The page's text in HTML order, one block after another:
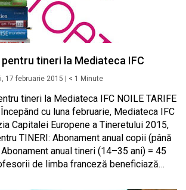
tineri la Mediateca IFC
17 februarie 2015 < 1 Minute
tineri la Mediateca IFC NOILE TARIFE
cu luna februarie, Mediateca IFC
Capitalei Europene a Tineretului 2015,
TINERI: Abonament anual copii (până
anual tineri (14–35 ani) = 45
de limba franceză beneficiază…